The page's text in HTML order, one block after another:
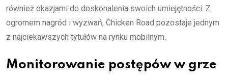
również okazjami do doskonalenia swoich umiejętności. Z
ogromem nagród i wyzwań, Chicken Road pozostaje jednym
z najciekawszych tytułów na rynku mobilnym.
Monitorowanie postępów w grze